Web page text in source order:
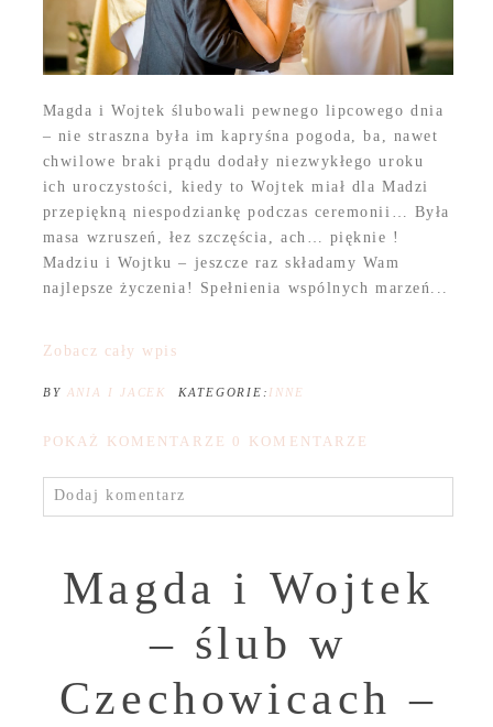
Magda i Wojtek ślubowali pewnego lipcowego dnia
– nie straszna była im kapryśna pogoda, ba, nawet
chwilowe braki prądu dodały niezwykłego uroku
ich uroczystości, kiedy to Wojtek miał dla Madzi
przepiękną niespodziankę podczas ceremonii… Była
masa wzruszeń, łez szczęścia, ach… pięknie !
Madziu i Wojtku – jeszcze raz składamy Wam
najlepsze życzenia! Spełnienia wspólnych marzeń...
Zobacz cały wpis
BY ANIA I JACEK KATEGORIE: INNE
POKAŻ KOMENTARZE 0 KOMENTARZE
Dodaj komentarz
Magda i Wojtek
– ślub w
Czechowicach –